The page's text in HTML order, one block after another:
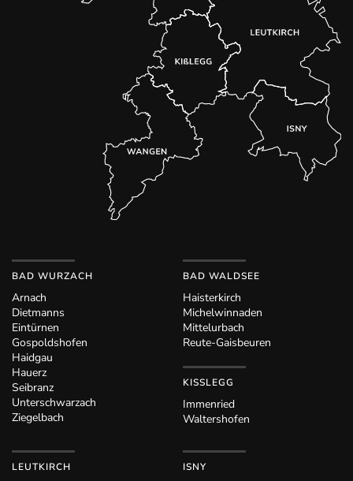
BAD WURZACH
Arnach
Dietmanns
Eintürnen
Gospoldshofen
Haidgau
Hauerz
Seibranz
Unterschwarzach
Ziegelbach
BAD WALDSEE
Haisterkirch
Michelwinnaden
Mittelurbach
Reute-Gaisbeuren
KISSLEGG
Immenried
Waltershofen
LEUTKIRCH ISNY